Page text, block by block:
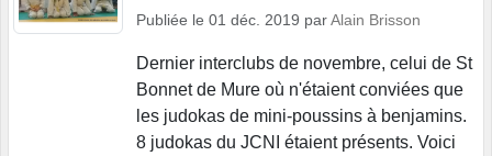
Publiée le 01 déc. 2019 parAlain Brisson
Dernier interclubs de novembre, celui de St
Bonnet de Mure où n'étaient conviées que
les judokas de mini-poussins à benjamins.
8 judokas du JCNI étaient présents. Voici